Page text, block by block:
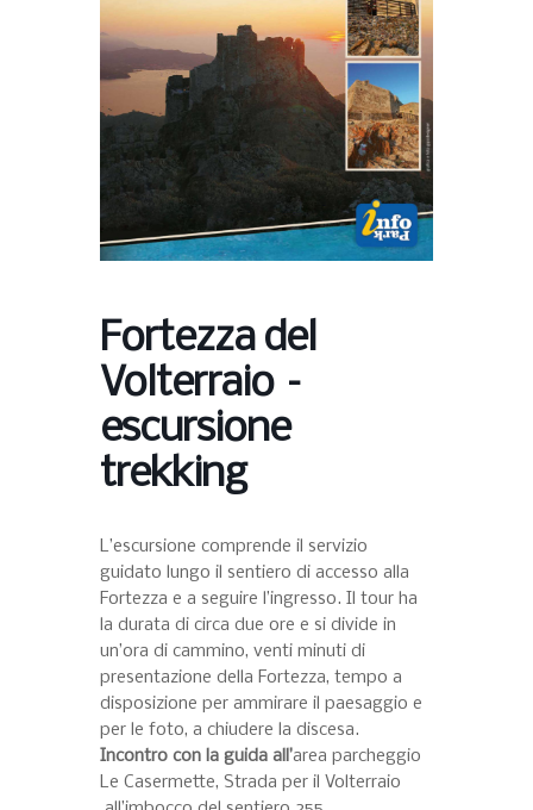
Fortezza del
Volterraio –
escursione
trekking
L’escursione comprende il servizio
guidato lungo il sentiero di accesso alla
Fortezza e a seguire l’ingresso. Il tour ha
la durata di circa due ore e si divide in
un’ora di cammino, venti minuti di
presentazione della Fortezza, tempo a
disposizione per ammirare il paesaggio e
per le foto, a chiudere la discesa.
Incontro con la guida all’area parcheggio
Le Casermette, Strada per il Volterraio